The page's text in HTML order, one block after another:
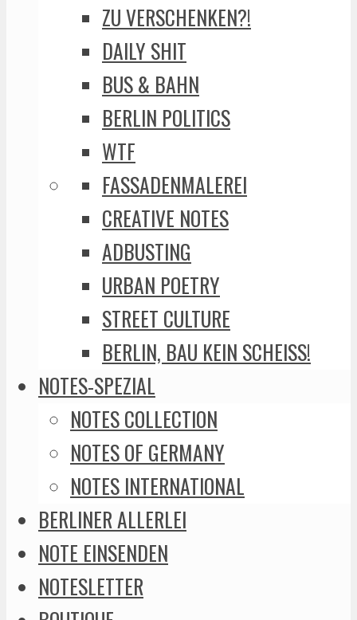
ZU VERSCHENKEN?!
DAILY SHIT
BUS & BAHN
BERLIN POLITICS
WTF
FASSADENMALEREI
CREATIVE NOTES
ADBUSTING
URBAN POETRY
STREET CULTURE
BERLIN, BAU KEIN SCHEISS!
NOTES-SPEZIAL
NOTES COLLECTION
NOTES OF GERMANY
NOTES INTERNATIONAL
BERLINER ALLERLEI
NOTE EINSENDEN
NOTESLETTER